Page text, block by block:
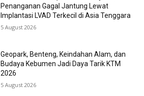
Penanganan Gagal Jantung Lewat
Implantasi LVAD Terkecil di Asia Tenggara
5 August 2026
Geopark, Benteng, Keindahan Alam, dan
Budaya Kebumen Jadi Daya Tarik KTM
2026
5 August 2026